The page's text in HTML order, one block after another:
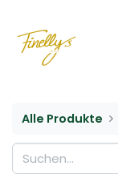
Alle Produkte